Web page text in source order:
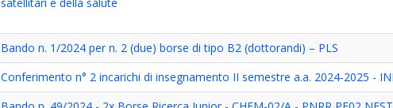
Bando n. 1/2024 per n. 2 (due) borse di tipo B2 (dottorandi) – PLS
Conferimento n° 2 incarichi di insegnamento II semestre a.a. 2024-2025 -